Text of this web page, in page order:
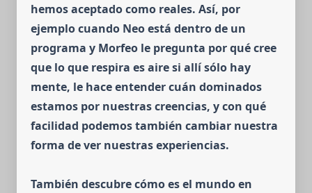
hemos aceptado como reales. Así, por
ejemplo cuando Neo está dentro de un
programa y Morfeo le pregunta por qué cree
que lo que respira es aire si allí sólo hay
mente, le hace entender cuán dominados
estamos por nuestras creencias, y con qué
facilidad po­de­mos también cambiar nuestra
forma de ver nuestras experiencias.
También descubre cómo es el mundo en